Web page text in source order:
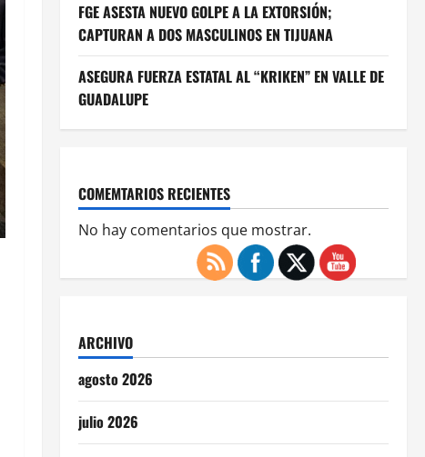
FGE ASESTA NUEVO GOLPE A LA EXTORSIÓN;
CAPTURAN A DOS MASCULINOS EN TIJUANA
ASEGURA FUERZA ESTATAL AL “KRIKEN” EN VALLE DE
GUADALUPE
COMEMTARIOS RECIENTES
No hay comentarios que mostrar.
ARCHIVO
agosto 2026
julio 2026